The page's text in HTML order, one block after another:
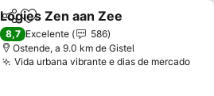
PartilharAdicionar aos favoritos
Logies Zen aan Zee
8,7 Excelente
586
Ostende, a 9.0 km de Gistel
Vida urbana vibrante e dias de mercadoVer